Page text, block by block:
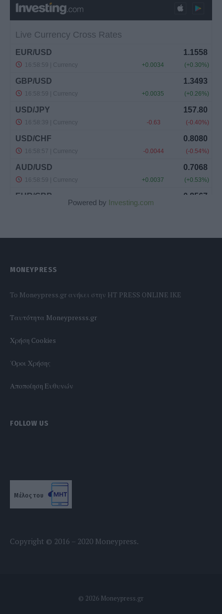
Powered by Investing.com
MONEYPRESS
To Moneypress.gr ανήκει στην HT PRESS ONLINE IKE
Tαυτότητα Moneypresss.gr
Χρήση Cookies
'Οροι Χρήσης
Αποποίηση Ευθυνών
FOLLOW US
Μέλος του
Copyright © 2016 – 2020 Moneypress.
© 2026 Moneypress.gr